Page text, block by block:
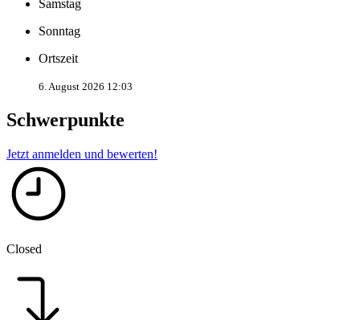
Samstag
Sonntag
Ortszeit
6. August 2026 12:03
Schwerpunkte
Jetzt anmelden und bewerten!
Closed